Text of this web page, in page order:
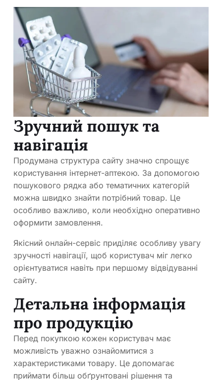
Зручний пошук та
навігація
Продумана структура сайту значно спрощує
користування інтернет-аптекою. За допомогою
пошукового рядка або тематичних категорій
можна швидко знайти потрібний товар. Це
особливо важливо, коли необхідно оперативно
оформити замовлення.
Якісний онлайн-сервіс приділяє особливу увагу
зручності навігації, щоб користувач міг легко
орієнтуватися навіть при першому відвідуванні
сайту.
Детальна інформація
про продукцію
Перед покупкою кожен користувач має
можливість уважно ознайомитися з
характеристиками товару. Це допомагає
приймати більш обґрунтовані рішення та